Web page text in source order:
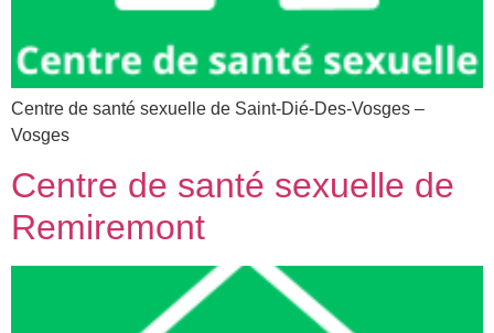
Centre de santé sexuelle de Saint-Dié-Des-Vosges –
Vosges
Centre de santé sexuelle de
Remiremont